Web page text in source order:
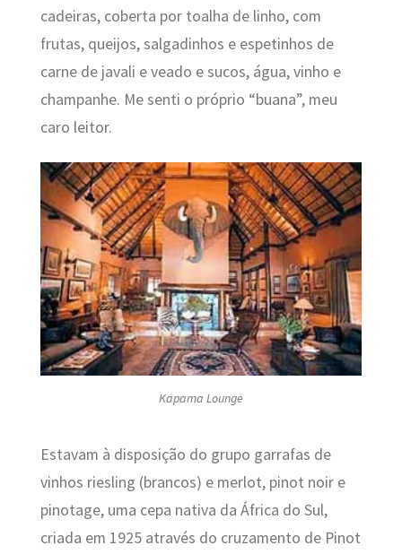
cadeiras, coberta por toalha de linho, com
frutas, queijos, salgadinhos e espetinhos de
carne de javali e veado e sucos, água, vinho e
champanhe. Me senti o próprio “buana”, meu
caro leitor.
Kapama Lounge
Estavam à disposição do grupo garrafas de
vinhos riesling (brancos) e merlot, pinot noir e
pinotage, uma cepa nativa da África do Sul,
criada em 1925 através do cruzamento de Pinot